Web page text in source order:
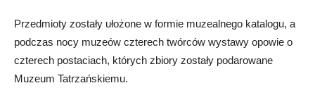
Przedmioty zostały ułożone w formie muzealnego katalogu, a
podczas nocy muzeów czterech twórców wystawy opowie o
czterech postaciach, których zbiory zostały podarowane
Muzeum Tatrzańskiemu.